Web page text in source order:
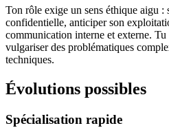
Ton rôle exige un sens éthique aigu :
confidentielle, anticiper son
communication interne et externe. Tu
vulgariser des problématiques
techniques.
Évolutions possibles
Spécialisation rapide